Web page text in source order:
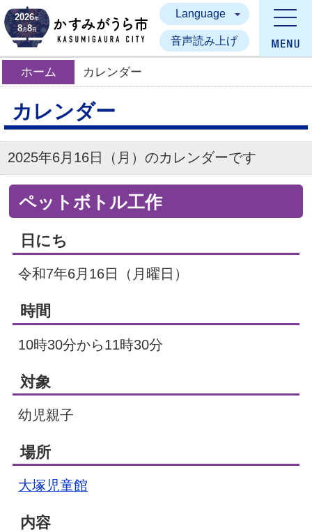
かすみがうら市
2026年
8月8日
Language
音声読み上げ
ホーム カレンダー
カレンダー
2025年6月16日（月）のカレンダーです
ペットボトル工作
日にち
令和7年6月16日（月曜日）
時間
10時30分から11時30分
対象
幼児親子
場所
大塚児童館
内容